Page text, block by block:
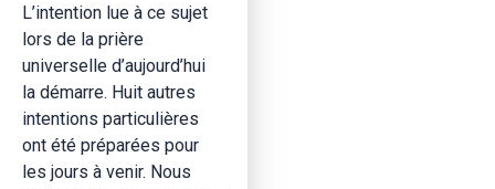
L’intention lue à ce sujet
lors de la prière
universelle d’aujourd’hui
la démarre. Huit autres
intentions particulières
ont été préparées pour
les jours à venir. Nous